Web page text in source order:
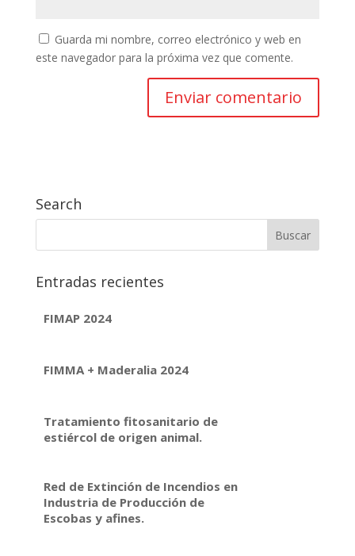
Guarda mi nombre, correo electrónico y web en
este navegador para la próxima vez que comente.
Search
Entradas recientes
FIMAP 2024
FIMMA + Maderalia 2024
Tratamiento fitosanitario de
estiércol de origen animal.
Red de Extinción de Incendios en
Industria de Producción de
Escobas y afines.